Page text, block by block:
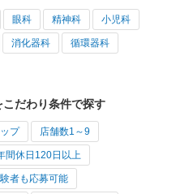
眼科 精神科 小児科
消化器科 循環器科
だわり条件で探す
プ 店舗数1～9
間休日120日以上
者も応募可能